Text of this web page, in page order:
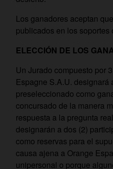
Los ganadores aceptan
publicados en los soportes
ELECCIÓN DE LOS
Un Jurado compuesto por
Espagne S.A.U. designará
preseleccionado como
concursado de la manera
respuesta a la pregunta
designarán a dos (2)
como reservas para el
causa ajena a Orange
unipersonal o porque